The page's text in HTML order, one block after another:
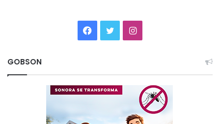
Facebook
TwitterInstagram
GOBSON